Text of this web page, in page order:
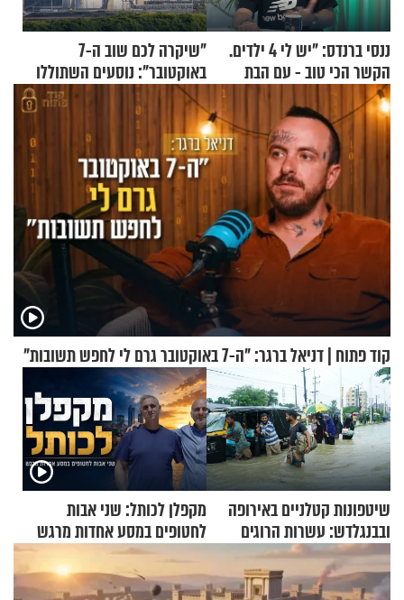
ננסי ברנדס: "יש לי 4 ילדים.
הקשר הכי טוב - עם הבת
החרדית"
"שיקרה לכם שוב ה-7
באוקטובר": נוסעים השתוללו
בטיסה לפרנקפורט ונעצרו
לאחר שתקפו שוטרים
קוד פתוח | דניאל ברגר: "ה-7 באוקטובר גרם לי לחפש תשובות"
שיטפונות קטלניים באירופה
ובבנגלדש: עשרות הרוגים
ומיליון נפגעים
מקפלן לכותל: שני אבות
לחטופים במסע אחדות מרגש